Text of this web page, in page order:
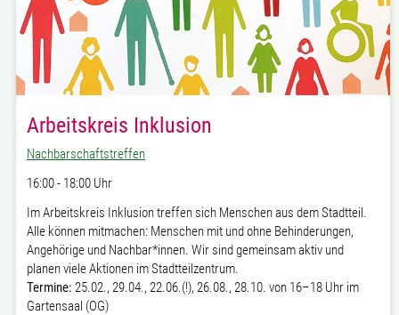
Arbeitskreis Inklusion
Nachbarschaftstreffen
16:00 - 18:00 Uhr
Im Arbeitskreis Inklusion treffen sich Menschen aus dem Stadtteil.
Alle können mitmachen: Menschen mit und ohne Behinderungen,
Angehörige und Nachbar*innen. Wir sind gemeinsam aktiv und
planen viele Aktionen im Stadtteilzentrum.
Termine: 25.02., 29.04., 22.06.(!), 26.08., 28.10. von 16–18 Uhr im
Gartensaal (OG)